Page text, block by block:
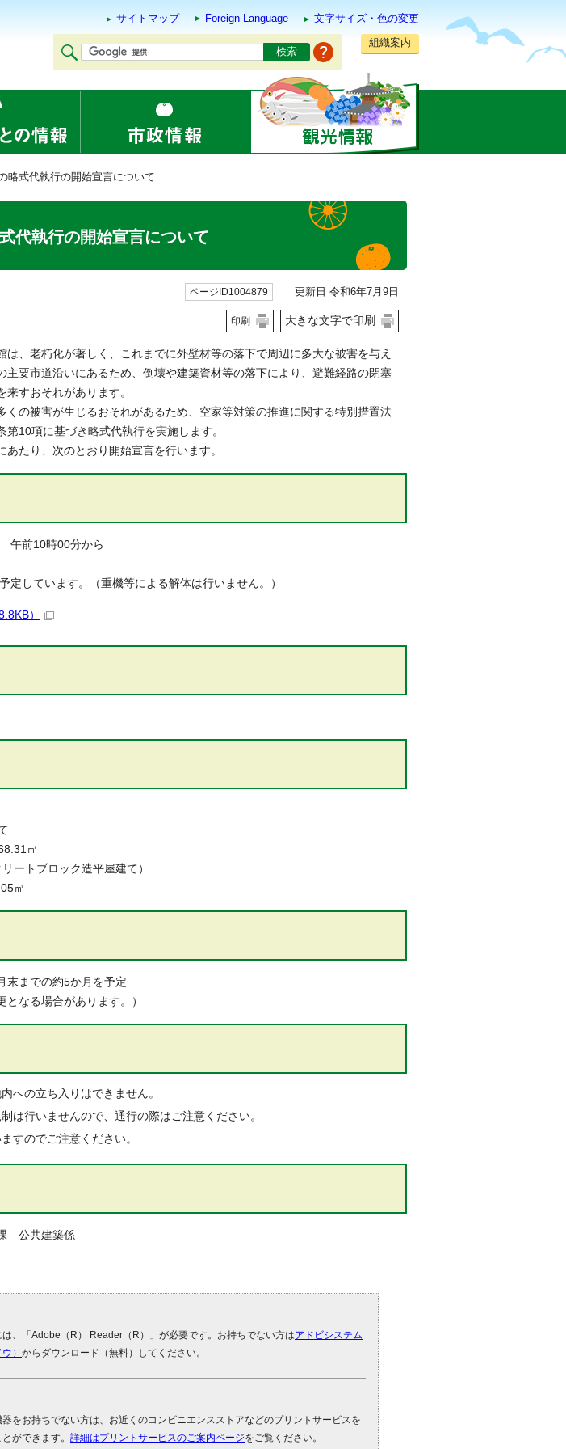
サイトマップ Foreign Language
文字サイズ・色の変更
組織案内
略式代執行の開始宣言について
代執行の開始宣言について
ページID1004879 更新日 令和6年7月9日
印刷 大きな文字で印刷
、老朽化が著しく、これまでに外壁材等の落下で周辺に多大な被害を与え
主要市道沿いにあるため、倒壊や建築資材等の落下により、避難経路の閉塞
来すおそれがあります。
の被害が生じるおそれがあるため、空家等対策の推進に関する特別措置法
第10項に基づき略式代執行を実施します。
たり、次のとおり開始宣言を行います。
午前10時00分から
定しています。（重機等による解体は行いません。）
）
㎡
トブロック造平屋建て）
末までの約5か月を予定
となる場合があります。）
への立ち入りはできません。
は行いませんので、通行の際はご注意ください。
すのでご注意ください。
公共建築係
、「Adobe（R） Reader（R）」が必要です。お持ちでない方はアドビシステム
） からダウンロード（無料）してください。
をお持ちでない方は、お近くのコンビニエンスストアなどのプリントサービスを
ができます。 詳細はプリントサービスのご案内ページをご覧ください。